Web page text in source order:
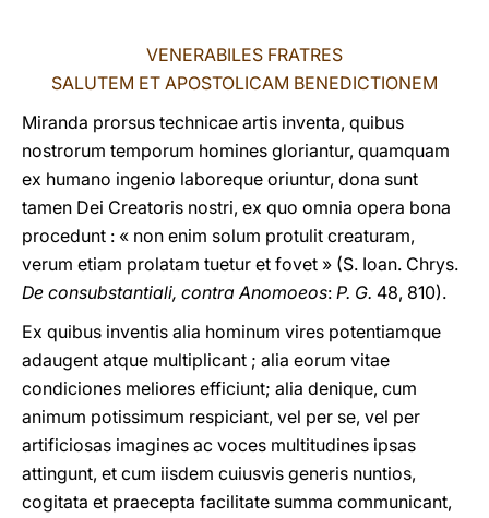
VENERABILES FRATRES
SALUTEM ET APOSTOLICAM BENEDICTIONEM
Miranda prorsus technicae artis inventa, quibus
nostrorum temporum homines gloriantur, quamquam
ex humano ingenio laboreque oriuntur, dona sunt
tamen Dei Creatoris nostri, ex quo omnia opera bona
procedunt : « non enim solum protulit creaturam,
verum etiam prolatam tuetur et fovet » (S. Ioan. Chrys.
De consubstantiali, contra Anomoeos: P. G. 48, 810).
Ex quibus inventis alia hominum vires potentiamque
adaugent atque multiplicant ; alia eorum vitae
condiciones meliores efficiunt; alia denique, cum
animum potissimum respiciant, vel per se, vel per
artificiosas imagines ac voces multitudines ipsas
attingunt, et cum iisdem cuiusvis generis nuntios,
cogitata et praecepta facilitate summa communicant,